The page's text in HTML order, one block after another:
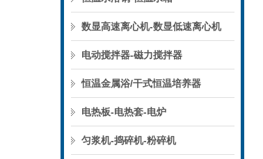
数显高速离心机-数显低速离心机
电动搅拌器-磁力搅拌器
恒温金属浴/干式恒温培养器
电热板-电热套-电炉
匀浆机-捣碎机-粉碎机